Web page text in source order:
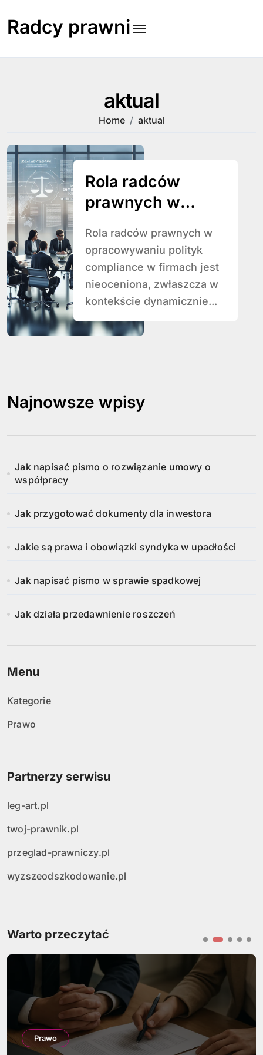
content
Radcy prawni
aktual
Home aktual
Rola radców
prawnych w
polityk
compliance w
firmach.
Rola radców prawnych w
opracowywaniu polityk
compliance w firmach jest
nieoceniona, zwłaszcza w
kontekście dynamicznie...
Najnowsze wpisy
Jak napisać pismo o rozwiązanie umowy o
współpracy
Jak przygotować dokumenty dla inwestora
Jakie są prawa i obowiązki syndyka w upadłości
Jak napisać pismo w sprawie spadkowej
Jak działa przedawnienie roszczeń
Menu
Kategorie
Prawo
Partnerzy serwisu
leg-art.pl
twoj-prawnik.pl
przeglad-prawniczy.pl
wyzszeodszkodowanie.pl
Warto przeczytać
Prawo